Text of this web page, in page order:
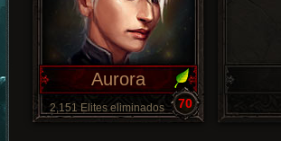
Aurora
2,151 Elites eliminados 70